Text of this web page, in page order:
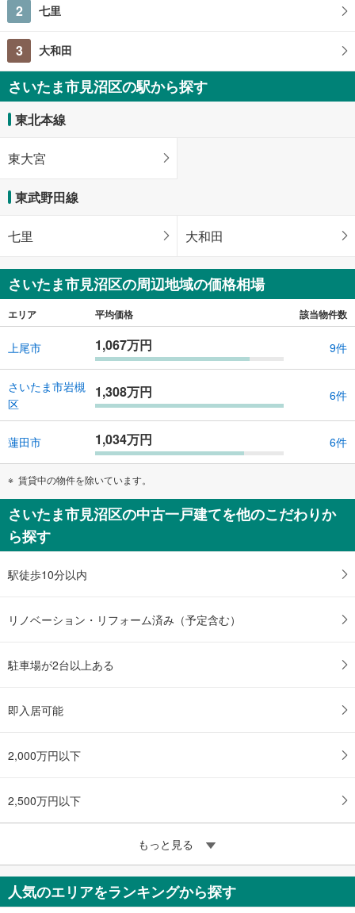
2 七里
3 大和田
さいたま市見沼区の駅から探す
東北本線
東大宮
東武野田線
七里 大和田
さいたま市見沼区の周辺地域の価格相場
エリア 平均価格 該当物件数
上尾市 1,067万円 9件
さいたま市岩槻
区
1,308万円 6件
蓮田市 1,034万円 6件
賃貸中の物件を除いています。
さいたま市見沼区の中古一戸建てを他のこだわりか
ら探す
駅徒歩10分以内
リノベーション・リフォーム済み（予定含む）
駐車場が2台以上ある
即入居可能
2,000万円以下
2,500万円以下
もっと見る
人気のエリアをランキングから探す